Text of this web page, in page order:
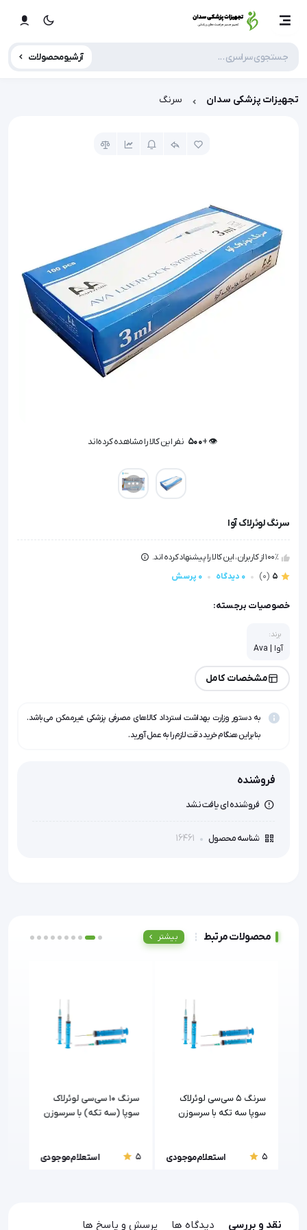
آرشیو محصولات
تجهیزات پزشکی سدان سرنگ
👁️ +
500 نفر این کالا را مشاهده کرده‌اند
سرنگ لوئرلاک آوا
100٪ از کاربران، این کالا را پیشنهاد کرده اند.
5
(0) 0 دیدگاه 0 پرسش
خصوصیات برجسته:
برند:
آوا | Ava
مشخصات کامل
به دستور وزارت بهداشت استرداد کالاهای مصرفی پزشکی غیرممکن می‌باشد.
بنابراین هنگام خرید دقت لازم را به عمل آورید.
فروشنده
فروشنده ای یافت نشد
شناسه محصول 16461
محصولات مرتبط بیشتر
سرنگ ۵ سی‌سی لوئرلاک
سوپا سه تکه با سرسوزن
5 استعلام موجودی
سرنگ ۱۰ سی‌سی لوئرلاک
سوپا (سه تکه) با سرسوزن
5 استعلام موجودی
نقد و بررسی دیدگاه ها پرسش و پاسخ ها